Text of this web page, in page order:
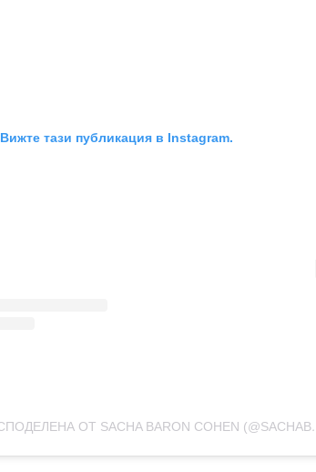
Вижте тази публикация в Instagram.
ПУБЛИКАЦИЯ,